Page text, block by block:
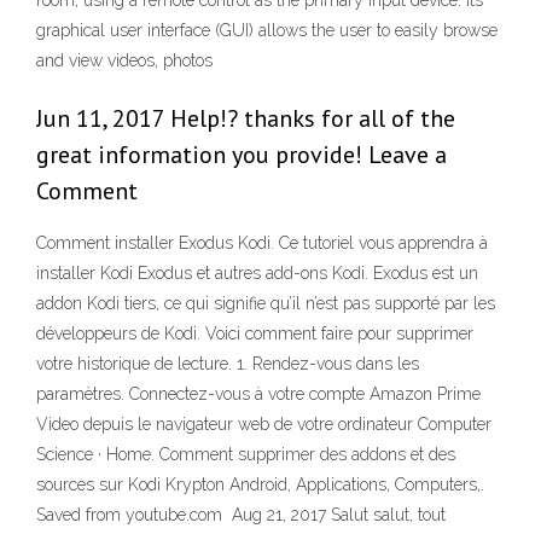
graphical user interface (GUI) allows the user to easily browse
and view videos, photos
Jun 11, 2017 Help!? thanks for all of the
great information you provide! Leave a
Comment
Comment installer Exodus Kodi. Ce tutoriel vous apprendra à
installer Kodi Exodus et autres add-ons Kodi. Exodus est un
addon Kodi tiers, ce qui signifie qu’il n’est pas supporté par les
développeurs de Kodi. Voici comment faire pour supprimer
votre historique de lecture. 1. Rendez-vous dans les
paramètres. Connectez-vous à votre compte Amazon Prime
Video depuis le navigateur web de votre ordinateur Computer
Science · Home. Comment supprimer des addons et des
sources sur Kodi Krypton Android, Applications, Computers,.
Saved from youtube.com Aug 21, 2017 Salut salut, tout